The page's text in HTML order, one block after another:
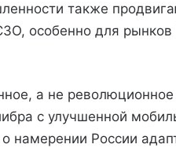
также
особенно для
а не революционное
с улучшенной
намерении России